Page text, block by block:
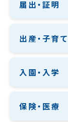
届出・証明
出産・子育て
入園・入学
保険・医療